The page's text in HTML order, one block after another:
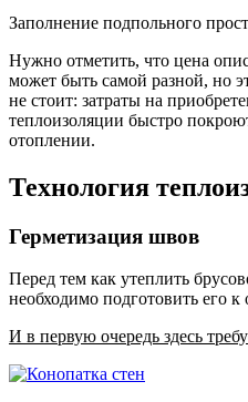
Заполнение подпольного
Нужно отметить, что цена
может быть самой разной, но
не стоит: затраты на
теплоизоляции быстро
отоплении.
Технология
Герметизация швов
Перед тем как утеплить
необходимо подготовить его к
И в первую очередь здесь